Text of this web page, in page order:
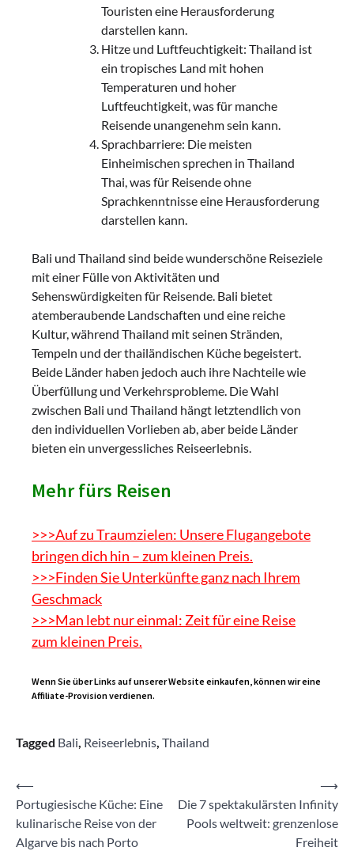
Touristen eine Herausforderung
darstellen kann.
Hitze und Luftfeuchtigkeit: Thailand ist
ein tropisches Land mit hohen
Temperaturen und hoher
Luftfeuchtigkeit, was für manche
Reisende unangenehm sein kann.
Sprachbarriere: Die meisten
Einheimischen sprechen in Thailand
Thai, was für Reisende ohne
Sprachkenntnisse eine Herausforderung
darstellen kann.
Bali und Thailand sind beide wunderschöne Reiseziele
mit einer Fülle von Aktivitäten und
Sehenswürdigkeiten für Reisende. Bali bietet
atemberaubende Landschaften und eine reiche
Kultur, während Thailand mit seinen Stränden,
Tempeln und der thailändischen Küche begeistert.
Beide Länder haben jedoch auch ihre Nachteile wie
Überfüllung und Verkehrsprobleme. Die Wahl
zwischen Bali und Thailand hängt letztendlich von
den individuellen Vorlieben ab, aber beide Länder
bieten ein unvergessliches Reiseerlebnis.
Mehr fürs Reisen
>>>Auf zu Traumzielen: Unsere Flugangebote
bringen dich hin – zum kleinen Preis.
>>>Finden Sie Unterkünfte ganz nach Ihrem
Geschmack
>>>Man lebt nur einmal: Zeit für eine Reise
zum kleinen Preis.
Wenn Sie über Links auf unserer Website einkaufen, können wir eine
Affiliate-Provision verdienen.
Tagged Bali, Reiseerlebnis, Thailand
Beitragsnavigation
⟵
Portugiesische Küche: Eine
kulinarische Reise von der
Algarve bis nach Porto
Die 7 spektakulärsten Infinity
Pools weltweit: grenzenlose
Freiheit
⟶